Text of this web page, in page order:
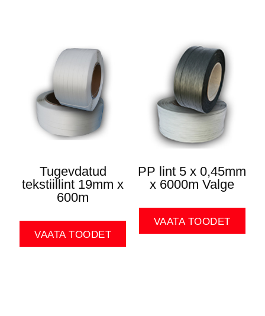
Tugevdatud
tekstiillint 19mm x
600m
VAATA TOODET
PP lint 5 x 0,45mm
x 6000m Valge
VAATA TOODET